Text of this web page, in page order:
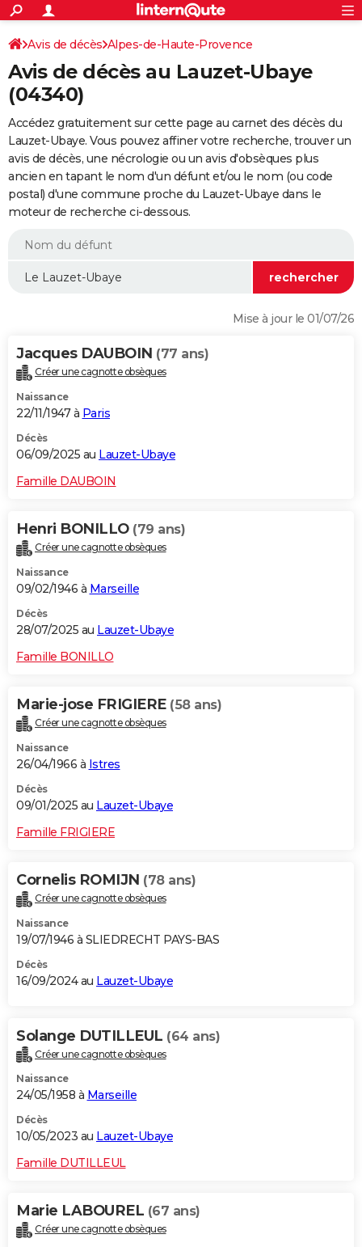
ACTUALITÉS
Politique
Société
Faits Divers
Education
Monde
Villes
+
SPORT
Coupe du monde 2026
Football
Tennis
Cyclisme
Rugby
Forum
FINANCE
Retraite
Impôts
Epargne
Immobilier
Risques naturels par ville
Banque
Assurance
Crédit
Essais
Réserver un essai
Citadines
Berlines
SUV
Forum auto
+
HIGH-TECH
Mobiles
Meilleur smartphone
Internet
Ordinateurs
Jeux vidéo
Guide high-tech
+BRICOLAGE
Forum
Aménagement intérieur
Extérieur
Cuisine
Salle de bains
Jardinage
Rangement
WEEK-END
Guides de France
Escapades
Patrimoine
Expositions
Musées
Week-end nature
LIFESTYLE
Alimentation
Guide de la santé
Maladies
Médicaments
Sommeil
VOYAGE
Destinations
City break
Voyage nature
Voyage de noces
Forum
Climat
+PHOTO
GUIDES D'ACHAT
BONS PLANS
CARTE DE VOEUX
Dictionnaire
Biographies
Citations
Expressions
Proverbes
PROGRAMME TV
COPAINS D'AVANT
S'inscrire
Se connecter
Lycées
Collèges
Primaires
Universités
Entreprises
Service militaire
Avis de recherche
AVIS DE DÉCÈS
S'inscrire
Connexion
Avis de décès Alpes-de-Haute-Provence
Avis de décès au Lauzet-Ubaye
(04340)
Accédez gratuitement sur cette page au carnet des décès du
Lauzet-Ubaye. Vous pouvez affiner votre recherche, trouver un
avis de décès, une nécrologie ou un avis d'obsèques plus
ancien en tapant le nom d'un défunt et/ou le nom (ou code
postal) d'une commune proche du Lauzet-Ubaye dans le
moteur de recherche ci-dessous.
Mise à jour le 01/07/26
Jacques DAUBOIN (77 ans)
Créer une cagnotte obsèques
Naissance
22/11/1947 à Paris
Décès
06/09/2025 au Lauzet-Ubaye
Famille DAUBOIN
Henri BONILLO (79 ans)
Créer une cagnotte obsèques
Naissance
09/02/1946 à Marseille
Décès
28/07/2025 au Lauzet-Ubaye
Famille BONILLO
Marie-jose FRIGIERE (58 ans)
Créer une cagnotte obsèques
Naissance
26/04/1966 à Istres
Décès
09/01/2025 au Lauzet-Ubaye
Famille FRIGIERE
Cornelis ROMIJN (78 ans)
Créer une cagnotte obsèques
Naissance
19/07/1946 à SLIEDRECHT PAYS-BAS
Décès
16/09/2024 au Lauzet-Ubaye
Solange DUTILLEUL (64 ans)
Créer une cagnotte obsèques
Naissance
24/05/1958 à Marseille
Décès
10/05/2023 au Lauzet-Ubaye
Famille DUTILLEUL
Marie LABOUREL (67 ans)
Créer une cagnotte obsèques